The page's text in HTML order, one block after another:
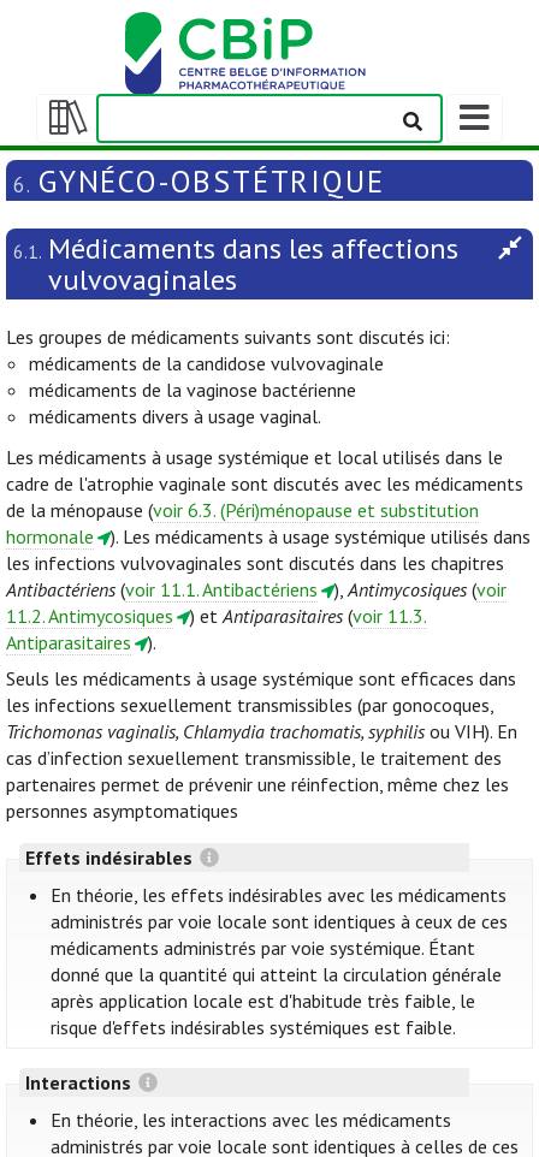
Afficher/masquer
la
table
matières
Afficher/
la
barre
navigation
6. GYNÉCO-OBSTÉTRIQUE
6.1. Médicaments dans les affections
vulvovaginales
Les groupes de médicaments suivants sont discutés ici:
médicaments de la candidose vulvovaginale
médicaments de la vaginose bactérienne
médicaments divers à usage vaginal.
Les médicaments à usage systémique et local utilisés dans le
cadre de l'atrophie vaginale sont discutés avec les médicaments
de la ménopause (voir 6.3. (Péri)ménopause et substitution
hormonale
). Les médicaments à usage systémique utilisés dans
les infections vulvovaginales sont discutés dans les chapitres
Antibactériens (voir 11.1. Antibactériens ),Antimycosiques (voir
11.2. Antimycosiques
) etAntiparasitaires (voir 11.3.
Antiparasitaires
).
Seuls les médicaments à usage systémique sont efficaces dans
les infections sexuellement transmissibles (par gonocoques,
Trichomonas vaginalis, Chlamydia trachomatis, syphilis ou VIH). En
cas d’infection sexuellement transmissible, le traitement des
partenaires permet de prévenir une réinfection, même chez les
personnes asymptomatiques
Effets indésirables
En théorie, les effets indésirables avec les médicaments
administrés par voie locale sont identiques à ceux de ces
médicaments administrés par voie systémique. Étant
donné que la quantité qui atteint la circulation générale
après application locale est d'habitude très faible, le
risque d'effets indésirables systémiques est faible.
Interactions
En théorie, les interactions avec les médicaments
administrés par voie locale sont identiques à celles de ces